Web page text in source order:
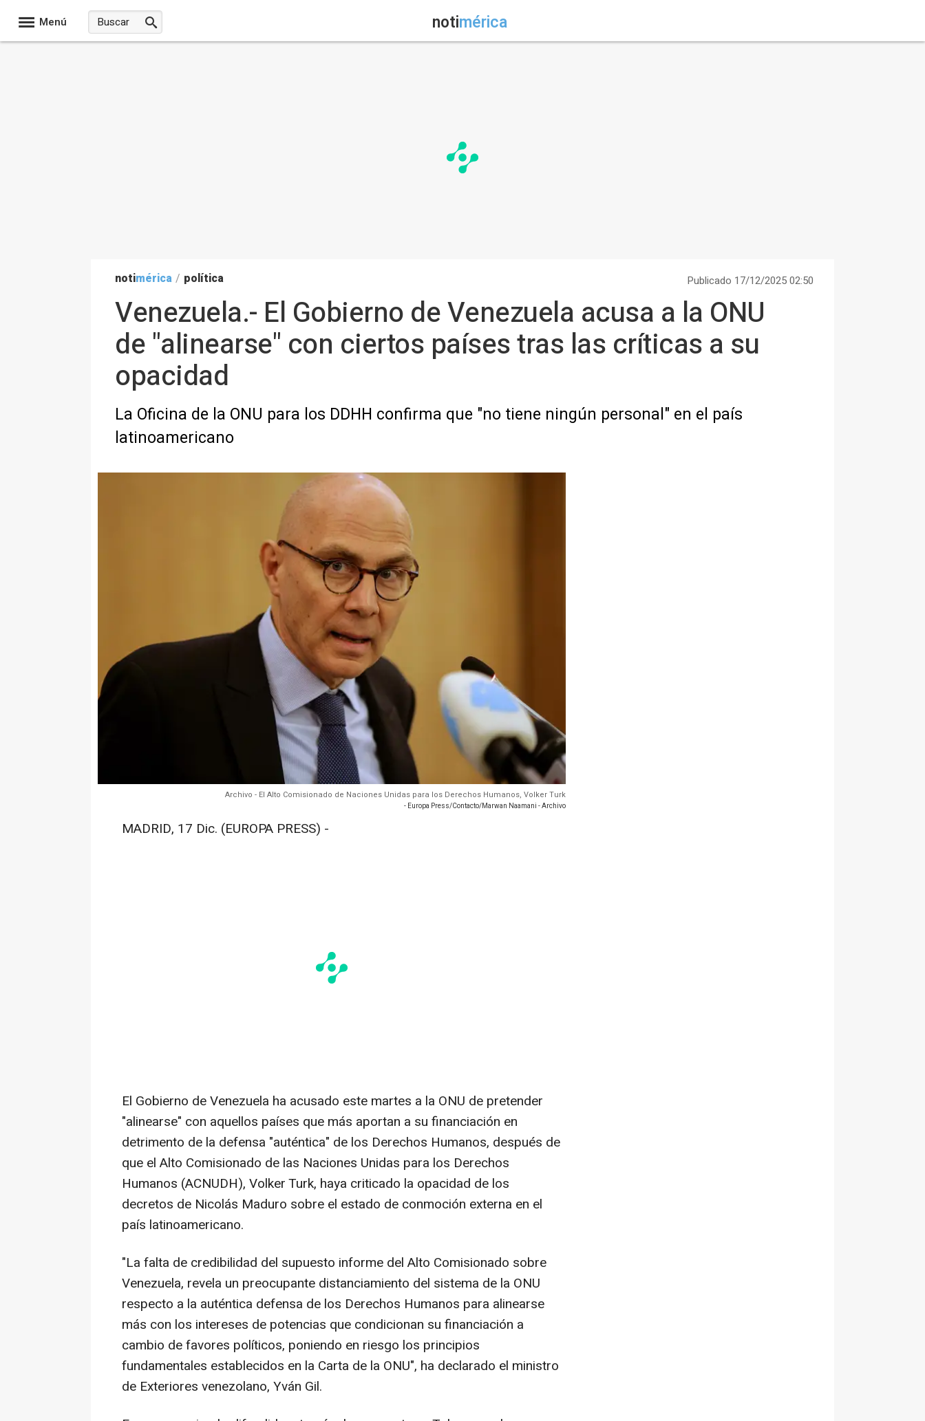
Menú notimérica
notimérica / política Publicado 17/12/2025 02:50
Venezuela.- El Gobierno de Venezuela acusa a la ONU
de "alinearse" con ciertos países tras las críticas a su
opacidad
La Oficina de la ONU para los DDHH confirma que "no tiene ningún personal" en el país
latinoamericano
Archivo - El Alto Comisionado de Naciones Unidas para los Derechos Humanos, Volker Turk
- Europa Press/Contacto/Marwan Naamani - Archivo
MADRID, 17 Dic. (EUROPA PRESS) -
El Gobierno de Venezuela ha acusado este martes a la ONU de pretender
"alinearse" con aquellos países que más aportan a su financiación en
detrimento de la defensa "auténtica" de los Derechos Humanos, después de
que el Alto Comisionado de las Naciones Unidas para los Derechos
Humanos (ACNUDH), Volker Turk, haya criticado la opacidad de los
decretos de Nicolás Maduro sobre el estado de conmoción externa en el
país latinoamericano.
"La falta de credibilidad del supuesto informe del Alto Comisionado sobre
Venezuela, revela un preocupante distanciamiento del sistema de la ONU
respecto a la auténtica defensa de los Derechos Humanos para alinearse
más con los intereses de potencias que condicionan su financiación a
cambio de favores políticos, poniendo en riesgo los principios
fundamentales establecidos en la Carta de la ONU", ha declarado el ministro
de Exteriores venezolano, Yván Gil.